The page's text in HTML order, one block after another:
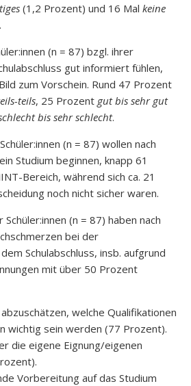
(1,2 Prozent) und 16 Mal keine
(n = 87) bzgl. ihrer
gut informiert fühlen,
zum Vorschein. Rund 47 Prozent
teils, 25 Prozent gut bis sehr gut
bis sehr schlecht.
(n = 87) wollen nach
Studium beginnen, knapp 61
Bereich, während sich ca. 21
noch nicht sicher waren.
(n = 87) haben nach
bei der
Schulabschluss, insb. aufgrund
mit über 50 Prozent
welche Qualifikationen
wichtig sein werden (77 Prozent).
die eigene Eignung/eigenen
Vorbereitung auf das Studium